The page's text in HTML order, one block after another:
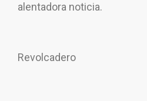
alentadora noticia.
Revolcadero